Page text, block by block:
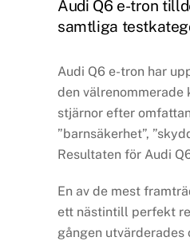
Audi Q6 e-tron
samtliga
Audi Q6 e-tron har
den välrenommerade
stjärnor efter
”barnsäkerhet”,
Resultaten för Audi
En av de mest
ett nästintill perfekt
gången